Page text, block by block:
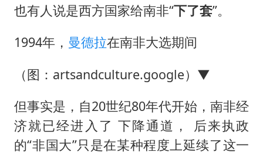
也有人说是西方国家给南非“下了套”。
1994年， 曼德拉在南非大选期间
（图：artsandculture.google）▼
但事实是，自20世纪80年代开始，南非经
济就已经进入了 下降通道， 后来执政
的“非国大”只是在某种程度上延续了这一